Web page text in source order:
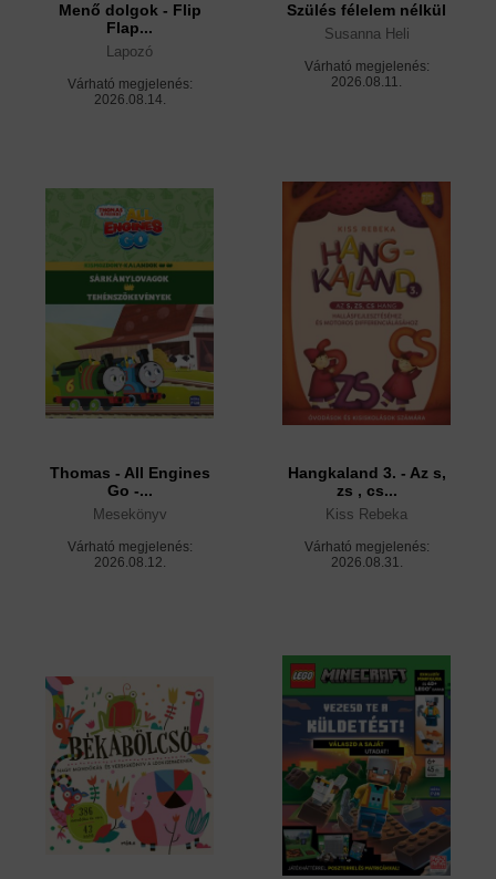
Menő dolgok - Flip
Flap...
Lapozó
Várható megjelenés:
2026.08.14.
Szülés félelem nélkül
Susanna Heli
Várható megjelenés:
2026.08.11.
Thomas - All Engines
Go -...
Mesekönyv
Várható megjelenés:
2026.08.12.
Hangkaland 3. - Az s,
zs , cs...
Kiss Rebeka
Várható megjelenés:
2026.08.31.